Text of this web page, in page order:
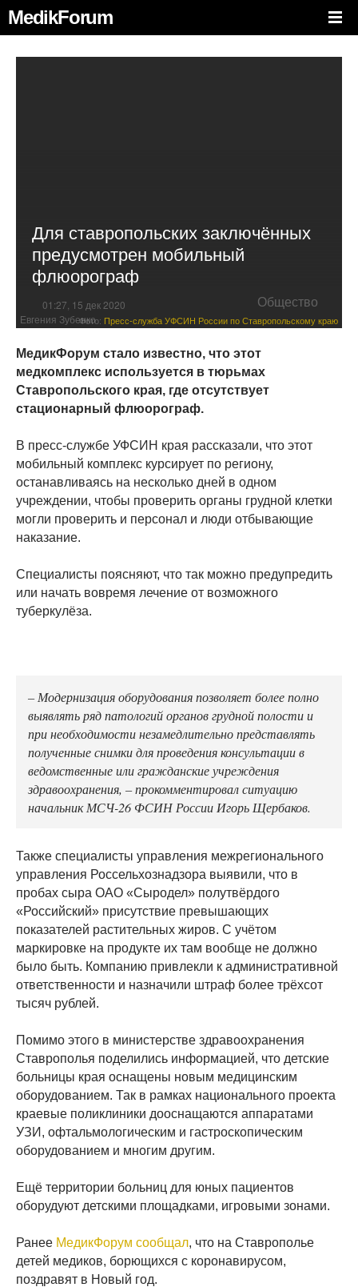
MedikForum
Для ставропольских заключённых
предусмотрен мобильный
флюорограф
01:27, 15 дек 2020 Общество
Евгения Зубенко
Фото: Пресс-служба УФСИН России по Ставропольскому краю
МедикФорум стало известно, что этот
медкомплекс используется в тюрьмах
Ставропольского края, где отсутствует
стационарный флюорограф.
В пресс-службе УФСИН края рассказали, что этот
мобильный комплекс курсирует по региону,
останавливаясь на несколько дней в одном
учреждении, чтобы проверить органы грудной клетки
могли проверить и персонал и люди отбывающие
наказание.
Специалисты поясняют, что так можно предупредить
или начать вовремя лечение от возможного
туберкулёза.
– Модернизация оборудования позволяет более полно
выявлять ряд патологий органов грудной полости и
при необходимости незамедлительно представлять
полученные снимки для проведения консультации в
ведомственные или гражданские учреждения
здравоохранения, – прокомментировал ситуацию
начальник МСЧ-26 ФСИН России Игорь Щербаков.
Также специалисты управления межрегионального
управления Россельхознадзора выявили, что в
пробах сыра ОАО «Сыродел» полутвёрдого
«Российский» присутствие превышающих
показателей растительных жиров. С учётом
маркировке на продукте их там вообще не должно
было быть. Компанию привлекли к административной
ответственности и назначили штраф более трёхсот
тысяч рублей.
Помимо этого в министерстве здравоохранения
Ставрополья поделились информацией, что детские
больницы края оснащены новым медицинским
оборудованием. Так в рамках национального проекта
краевые поликлиники дооснащаются аппаратами
УЗИ, офтальмологическим и гастроскопическим
оборудованием и многим другим.
Ещё территории больниц для юных пациентов
оборудуют детскими площадками, игровыми зонами.
Ранее МедикФорум сообщал, что на Ставрополье
детей медиков, борющихся с коронавирусом,
поздравят в Новый год.